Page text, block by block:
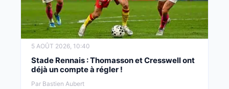
5 AOÛT 2026, 10:40
Stade Rennais : Thomasson et Cresswell ont
déjà un compte à régler !
Par Bastien Aubert